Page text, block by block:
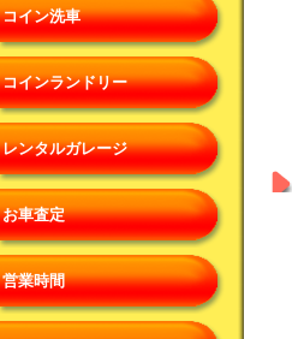
コイン洗車
コインランドリー
レンタルガレージ
お車査定
営業時間